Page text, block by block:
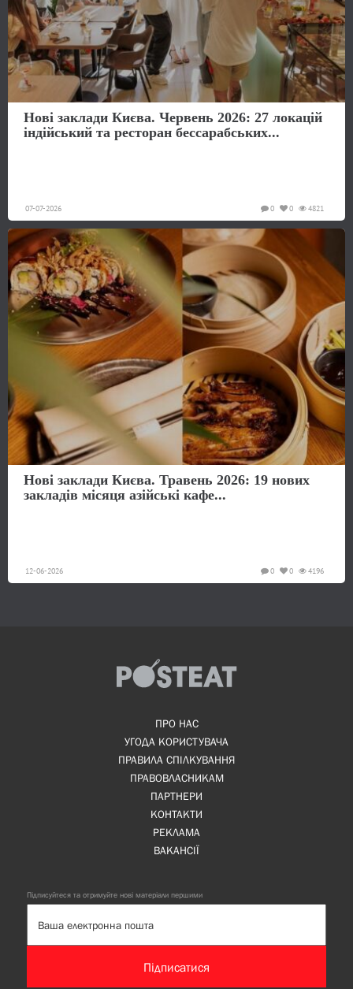
Нові заклади Києва. Червень 2026: 27 локацій
індійський та ресторан бессарабських...
07-07-2026 4821
0
0
Нові заклади Києва. Травень 2026: 19 нових
закладів місяця азійські кафе...
12-06-2026 4196
0
0
ПРО НАС
УГОДА КОРИСТУВАЧА
ПРАВИЛА СПІЛКУВАННЯ
ПРАВОВЛАСНИКАМ
ПАРТНЕРИ
КОНТАКТИ
РЕКЛАМА
ВАКАНСІЇ
Підписуйтеся та отримуйте нові матеріали першими
Підписатися